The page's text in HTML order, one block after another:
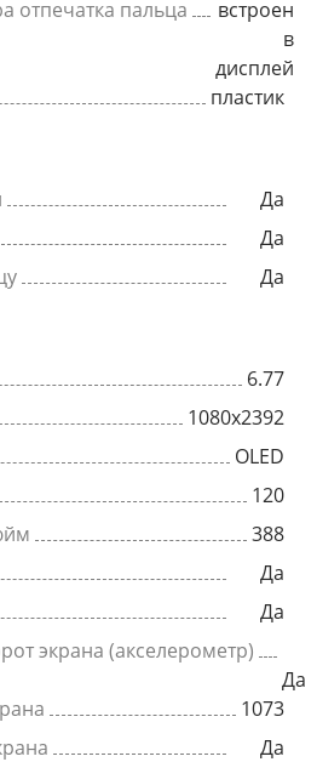
отпечатка пальца
встроен
в
дисплей
пластик
Да
Да
Да
6.77
1080x2392
OLED
120
388
Да
Да
экрана (акселерометр)
Да
1073
Да